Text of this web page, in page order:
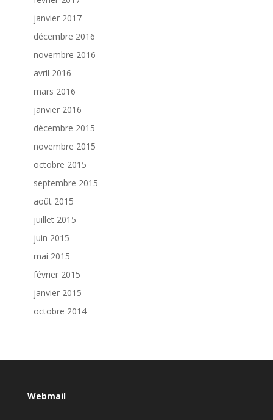
janvier 2017
décembre 2016
novembre 2016
avril 2016
mars 2016
janvier 2016
décembre 2015
novembre 2015
octobre 2015
septembre 2015
août 2015
juillet 2015
juin 2015
mai 2015
février 2015
janvier 2015
octobre 2014
Webmail